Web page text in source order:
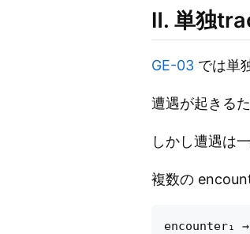
Ⅱ. 単独
GE-03 では単
遭遇が起きる
しかし遭遇は
複数の
encounter₁